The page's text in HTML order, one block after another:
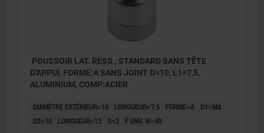
POUSSOIR LAT. RESS., STANDARD SANS TÊTE
D'APPUI, FORME:A SANS JOINT D=10, L1=7,5,
ALUMINIUM, COMP:ACIER
DIAMÈTRE EXTÉRIEUR=10 LONGUEUR=7,5 FORME=A
D1=M4
D2=10
LONGUEUR=12 S=2 F ENV. N=40